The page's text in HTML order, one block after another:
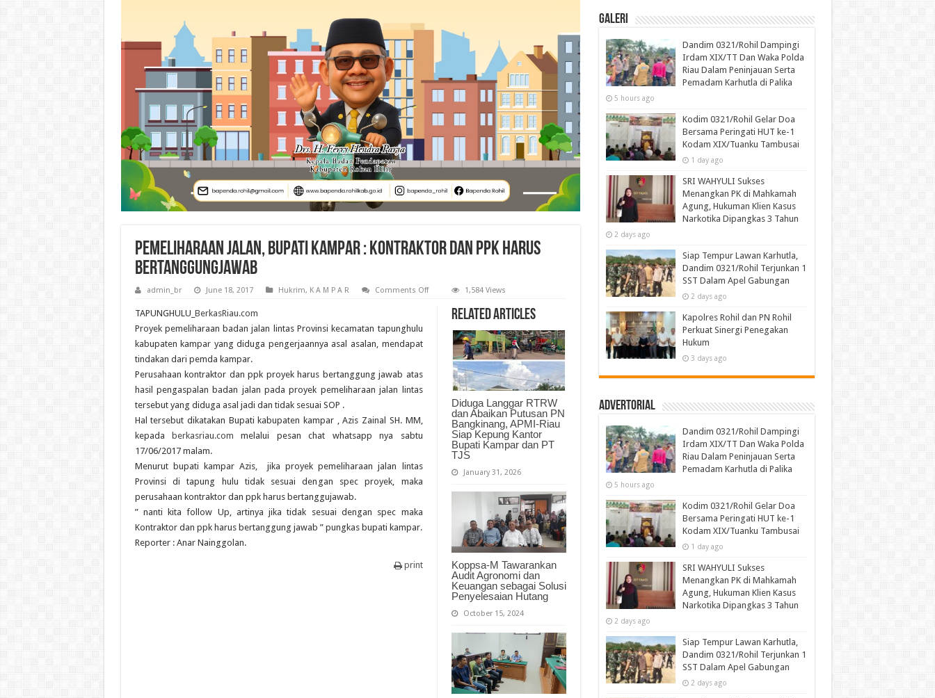
Pemeliharaan Jalan, Bupati Kampar : Kontraktor dan PPK harus
bertanggungjawab
admin_br June 18, 2017 Hukrim, K A M P A R Comments Offon
Kontraktor
bertanggungjawab
1,584 Views
Related Articles
Diduga Langgar RTRW
dan Abaikan Putusan PN
Bangkinang, APMI-Riau
Siap Kepung Kantor
Bupati Kampar dan PT
TJS
January 31, 2026
Koppsa-M Tawarankan
Audit Agronomi dan
Keuangan sebagai Solusi
Penyelesaian Hutang
October 15, 2024
TAPUNGHULU_ BerkasRiau.com
Proyek pemeliharaan badan jalan lintas Provinsi kecamatan tapunghulu
kabupaten kampar yang diduga pengerjaannya asal asalan, mendapat
tindakan dari pemda kampar.
Perusahaan kontraktor dan ppk proyek harus bertanggung jawab atas
hasil pengaspalan badan jalan pada proyek pemeliharaan jalan lintas
tersebut yang diduga asal jadi dan tidak sesuai SOP .
Hal tersebut dikatakan Bupati kabupaten kampar , Azis Zainal SH. MM,
kepada berkasriau.com melalui pesan chat whatsapp nya sabtu
17/06/2017 malam.
Menurut bupati kampar Azis, jika proyek pemeliharaan jalan lintas
Provinsi di tapung hulu tidak sesuai dengan spec proyek, maka
perusahaan kontraktor dan ppk harus bertanggujawab.
” nanti kita follow Up, artinya jika tidak sesuai dengan spec maka
Kontraktor dan ppk harus bertanggung jawab ” pungkas bupati kampar.
Reporter : Anar Nainggolan.
print
Galeri
Dandim 0321/Rohil Dampingi
Irdam XIX/TT Dan Waka Polda
Riau Dalam Peninjauan Serta
Pemadam Karhutla di Palika
5 hours ago
Kodim 0321/Rohil Gelar Doa
Bersama Peringati HUT ke-1
Kodam XIX/Tuanku Tambusai
1 day ago
SRI WAHYULI Sukses
Menangkan PK di Mahkamah
Agung, Hukuman Klien Kasus
Narkotika Dipangkas 3 Tahun
2 days ago
Siap Tempur Lawan Karhutla,
Dandim 0321/Rohil Terjunkan 1
SST Dalam Apel Gabungan
2 days ago
Kapolres Rohil dan PN Rohil
Perkuat Sinergi Penegakan
Hukum
3 days ago
Advertorial
Dandim 0321/Rohil Dampingi
Irdam XIX/TT Dan Waka Polda
Riau Dalam Peninjauan Serta
Pemadam Karhutla di Palika
5 hours ago
Kodim 0321/Rohil Gelar Doa
Bersama Peringati HUT ke-1
Kodam XIX/Tuanku Tambusai
1 day ago
SRI WAHYULI Sukses
Menangkan PK di Mahkamah
Agung, Hukuman Klien Kasus
Narkotika Dipangkas 3 Tahun
2 days ago
Siap Tempur Lawan Karhutla,
Dandim 0321/Rohil Terjunkan 1
SST Dalam Apel Gabungan
2 days ago